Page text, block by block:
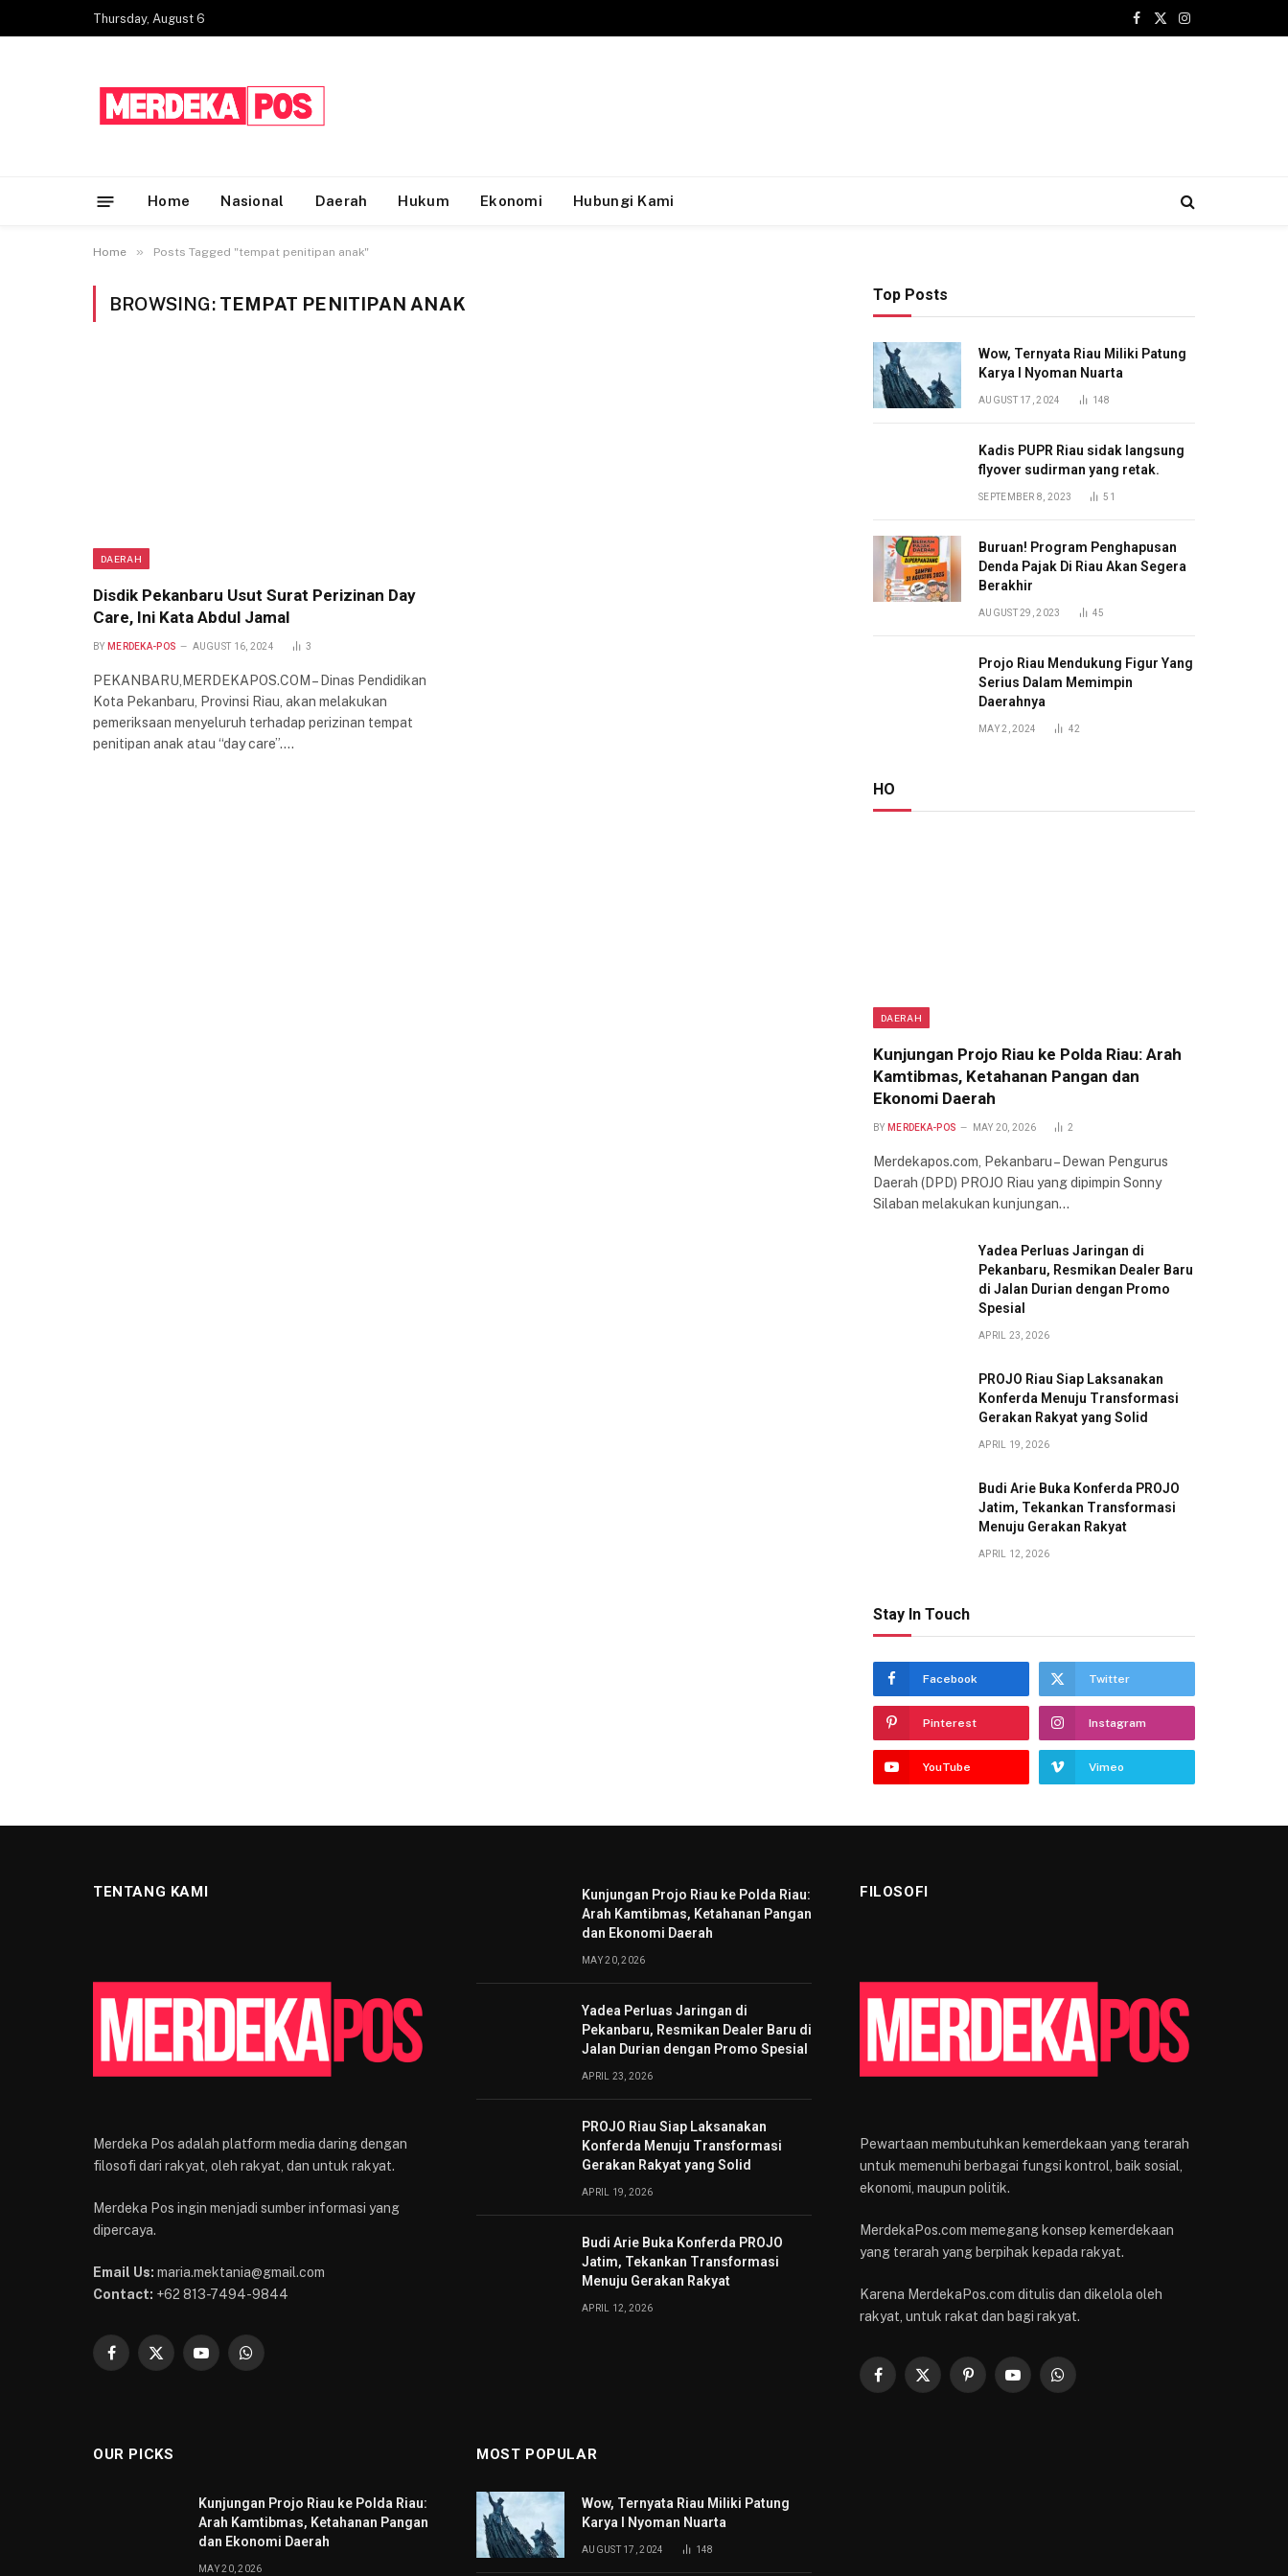
Thursday, August 6
Facebook
X
Instagram
Home Nasional Daerah Hukum Ekonomi Hubungi Kami
Home » Posts Tagged "tempat penitipan anak"
BROWSING: TEMPAT PENITIPAN ANAK
DAERAH
Disdik Pekanbaru Usut Surat Perizinan Day
Care, Ini Kata Abdul Jamal
BY MERDEKA-POS AUGUST 16, 2024 3
PEKANBARU,MERDEKAPOS.COM – Dinas Pendidikan
Kota Pekanbaru, Provinsi Riau, akan melakukan
pemeriksaan menyeluruh terhadap perizinan tempat
penitipan anak atau “day care”.…
Top Posts
Wow, Ternyata Riau Miliki Patung
Karya I Nyoman Nuarta
AUGUST 17, 2024 148
Kadis PUPR Riau sidak langsung
flyover sudirman yang retak.
SEPTEMBER 8, 2023 51
Buruan! Program Penghapusan
Denda Pajak Di Riau Akan Segera
Berakhir
AUGUST 29, 2023 45
Projo Riau Mendukung Figur Yang
Serius Dalam Memimpin
Daerahnya
MAY 2, 2024 42
HO
DAERAH
Kunjungan Projo Riau ke Polda Riau: Arah
Kamtibmas, Ketahanan Pangan dan
Ekonomi Daerah
BY MERDEKA-POS MAY 20, 2026 2
Merdekapos.com, Pekanbaru – Dewan Pengurus
Daerah (DPD) PROJO Riau yang dipimpin Sonny
Silaban melakukan kunjungan…
Yadea Perluas Jaringan di
Pekanbaru, Resmikan Dealer Baru
di Jalan Durian dengan Promo
Spesial
APRIL 23, 2026
PROJO Riau Siap Laksanakan
Konferda Menuju Transformasi
Gerakan Rakyat yang Solid
APRIL 19, 2026
Budi Arie Buka Konferda PROJO
Jatim, Tekankan Transformasi
Menuju Gerakan Rakyat
APRIL 12, 2026
Stay In Touch
Facebook Twitter
Pinterest Instagram
YouTube Vimeo
TENTANG KAMI
Merdeka Pos adalah platform media daring dengan
filosofi dari rakyat, oleh rakyat, dan untuk rakyat.
Merdeka Pos ingin menjadi sumber informasi yang
dipercaya.
Email Us: maria.mektania@gmail.com
Contact: +62 813-7494-9844
Facebook
X
YouTubeWhatsApp
Kunjungan Projo Riau ke Polda Riau:
Arah Kamtibmas, Ketahanan Pangan
dan Ekonomi Daerah
MAY 20, 2026
Yadea Perluas Jaringan di
Pekanbaru, Resmikan Dealer Baru di
Jalan Durian dengan Promo Spesial
APRIL 23, 2026
PROJO Riau Siap Laksanakan
Konferda Menuju Transformasi
Gerakan Rakyat yang Solid
APRIL 19, 2026
Budi Arie Buka Konferda PROJO
Jatim, Tekankan Transformasi
Menuju Gerakan Rakyat
APRIL 12, 2026
FILOSOFI
Pewartaan membutuhkan kemerdekaan yang terarah
untuk memenuhi berbagai fungsi kontrol, baik sosial,
ekonomi, maupun politik.
MerdekaPos.com memegang konsep kemerdekaan
yang terarah yang berpihak kepada rakyat.
Karena MerdekaPos.com ditulis dan dikelola oleh
rakyat, untuk rakat dan bagi rakyat.
Facebook
X
PinterestYouTubeWhatsApp
OUR PICKS
Kunjungan Projo Riau ke Polda Riau:
Arah Kamtibmas, Ketahanan Pangan
dan Ekonomi Daerah
MAY 20, 2026
MOST POPULAR
Wow, Ternyata Riau Miliki Patung
Karya I Nyoman Nuarta
AUGUST 17, 2024 148